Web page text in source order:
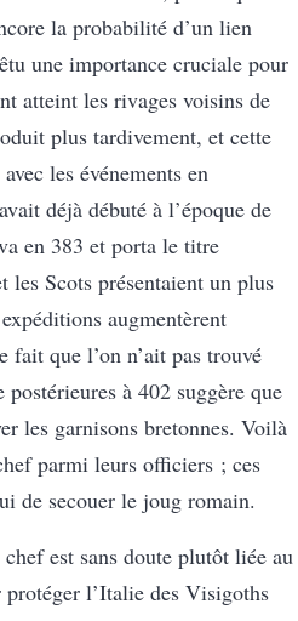
la probabilité d’un lien
une importance cruciale pour
atteint les rivages voisins de
plus tardivement, et cette
les événements en
déjà débuté à l’époque de
en 383 et porta le titre
les Scots présentaient un plus
augmentèrent
que l’on n’ait pas trouvé
à 402 suggère que
les garnisons bretonnes. Voilà
parmi leurs officiers ; ces
de secouer le joug romain.
est sans doute plutôt liée au
l’Italie des Visigoths